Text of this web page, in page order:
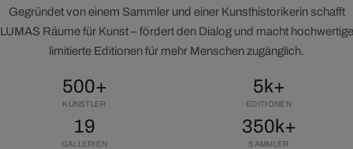
Gegründet von einem Sammler und einer Kunsthistorikerin schafft
LUMAS Räume für Kunst – fördert den Dialog und macht hochwertige
limitierte Editionen für mehr Menschen zugänglich.
500+
KÜNSTLER
5k+
EDITIONEN
19
GALLERIEN
350k+
SAMMLER